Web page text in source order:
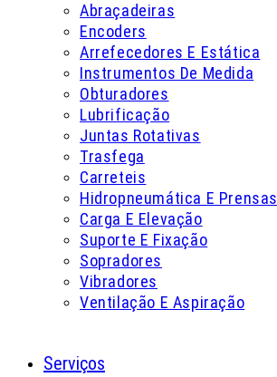
Abraçadeiras
Encoders
Arrefecedores E Estática
Instrumentos De Medida
Obturadores
Lubrificação
Juntas Rotativas
Trasfega
Carreteis
Hidropneumática E Prensas
Carga E Elevação
Suporte E Fixação
Sopradores
Vibradores
Ventilação E Aspiração
Serviços